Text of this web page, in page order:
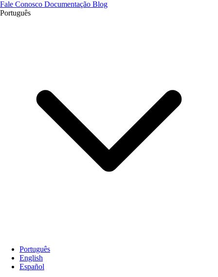
Fale Conosco Documentação Blog
Português
Português
English
Español